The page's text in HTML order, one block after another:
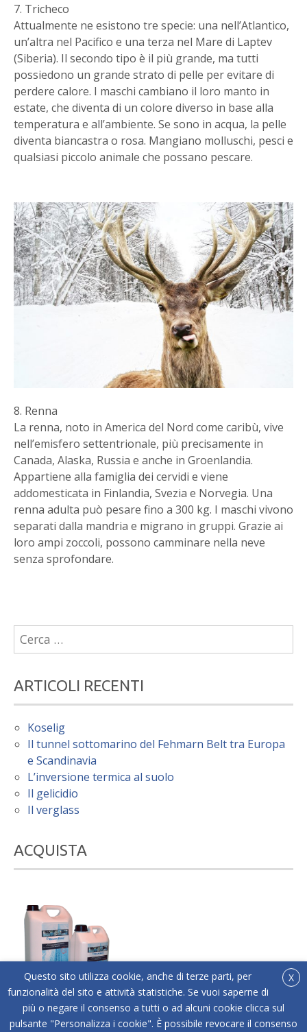
7. Tricheco
Attualmente ne esistono tre specie: una nell’Atlantico,
un’altra nel Pacifico e una terza nel Mare di Laptev
(Siberia). Il secondo tipo è il più grande, ma tutti
possiedono un grande strato di pelle per evitare di
perdere calore. I maschi cambiano il loro manto in
estate, che diventa di un colore diverso in base alla
temperatura e all’ambiente. Se sono in acqua, la pelle
diventa biancastra o rosa. Mangiano molluschi, pesci e
qualsiasi piccolo animale che possano pescare.
8. Renna
La renna, noto in America del Nord come caribù, vive
nell’emisfero settentrionale, più precisamente in
Canada, Alaska, Russia e anche in Groenlandia.
Appartiene alla famiglia dei cervidi e viene
addomesticata in Finlandia, Svezia e Norvegia. Una
renna adulta può pesare fino a 300 kg. I maschi vivono
separati dalla mandria e migrano in gruppi. Grazie ai
loro ampi zoccoli, possono camminare nella neve
senza sprofondare.
per:
ARTICOLI RECENTI
Koselig
Il tunnel sottomarino del Fehmarn Belt tra Europa
e Scandinavia
L’inversione termica al suolo
Il gelicidio
Il verglass
ACQUISTA
Acquista online Below Zero® l'antigelo liquido adatto
a tutti i tipi di superfici.
X
Questo sito utilizza cookie, anche di terze parti, per
funzionalità del sito e attività statistiche. Se vuoi saperne di
più o negare il consenso a tutti o ad alcuni cookie clicca sul
pulsante "Personalizza i cookie". È possibile revocare il consenso